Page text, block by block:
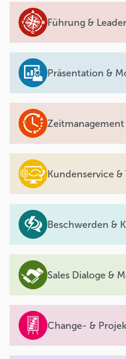
Führung &
Präsentation &
Kundenservice
Beschwerden &
Sales Dialoge &
Change- &